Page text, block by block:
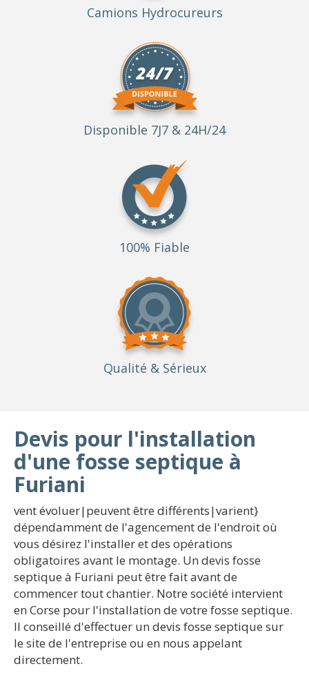
Camions Hydrocureurs
Disponible 7J7 & 24H/24
100% Fiable
Qualité & Sérieux
Devis pour l'installation
d'une fosse septique à
Furiani
vent évoluer|peuvent être différents|varient}
dépendamment de l'agencement de l'endroit où
vous désirez l'installer et des opérations
obligatoires avant le montage. Un devis fosse
septique à Furiani peut être fait avant de
commencer tout chantier. Notre société intervient
en Corse pour l'installation de votre fosse septique.
Il conseillé d'effectuer un devis fosse septique sur
le site de l'entreprise ou en nous appelant
directement.